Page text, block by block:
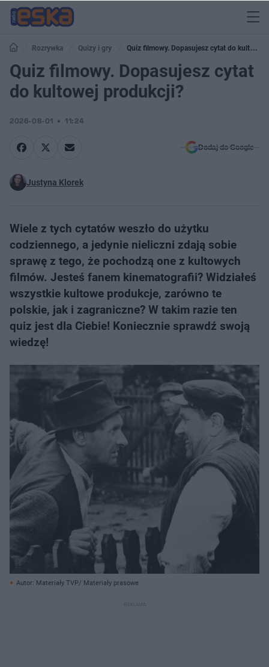
Rozrywka Quizy i gry
Quiz filmowy. Dopasujesz cytat do kultowej
produkcji?
Quiz filmowy. Dopasujesz cytat
do kultowej produkcji?
2026-08-01 11:24
Dodaj do Google
Justyna Klorek
Wiele z tych cytatów weszło do użytku
codziennego, a jedynie nieliczni zdają sobie
sprawę z tego, że pochodzą one z kultowych
filmów. Jesteś fanem kinematografii? Widziałeś
wszystkie kultowe produkcje, zarówno te
polskie, jak i zagraniczne? W takim razie ten
quiz jest dla Ciebie! Koniecznie sprawdź swoją
wiedzę!
Autor: Materiały TVP/ Materiały prasowe